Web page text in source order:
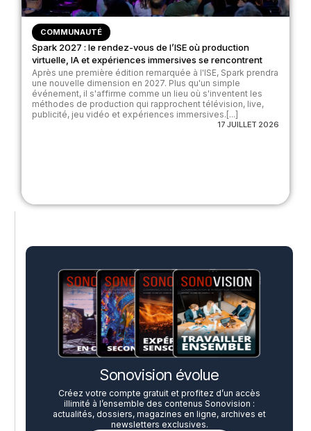
COMMUNAUTÉ
Spark 2027 : le rendez-vous de l’ISE où production
virtuelle, IA et expériences immersives se rencontrent
Après une première édition remarquée à l'ISE, Spark prendra
une nouvelle dimension en 2027. Plus qu'un simple
événement, il s'affirme comme un lieu où s'inventent les
méthodes de production qui rapprochent télévision, live,
publicité, jeu vidéo et expériences immersives.[...]
17 JUILLET 2026
Sonovision évolue
Créez votre compte gratuit et profitez d’un accès
illimité à l’ensemble des contenus Sonovision :
actualités, dossiers, magazines en ligne, archives et
newsletters exclusives.